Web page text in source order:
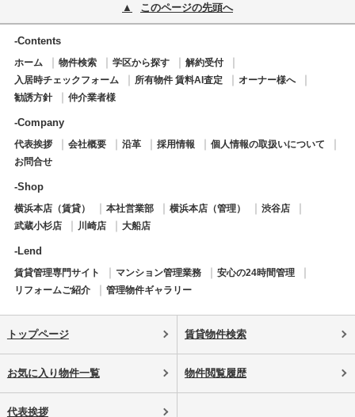
このページの先頭へ
-Contents
ホーム 物件検索 学区から探す
解約受付
入居時チェックフォーム
所有物件 賃料AI査定
オーナー様へ
勧誘方針
仲介業者様
-Company
代表挨拶 会社概要 沿革 採用情報
個人情報の取扱いについて
お問合せ
-Shop
横浜本店（賃貸） 本社営業部 横浜本店（管理）
渋谷店
武蔵小杉店
川崎店 大船店
-Lend
賃貸管理専門サイト マンション管理業務
安心の24時間管理
リフォームご紹介
管理物件ギャラリー
トップページ 賃貸物件検索
お気に入り物件一覧 物件閲覧履歴
代表挨拶